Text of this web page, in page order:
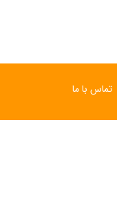
تماس با ما